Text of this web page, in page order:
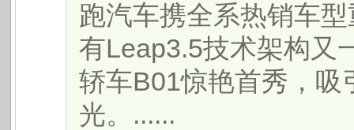
跑汽车携全系热销车
有Leap3.5技术架构又
轿车B01惊艳首秀，吸
光。......